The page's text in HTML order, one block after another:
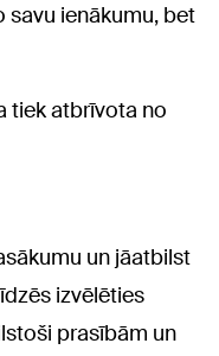
savu ienākumu, bet
tiek atbrīvota no
un jāatbilst
izvēlēties
prasībām un